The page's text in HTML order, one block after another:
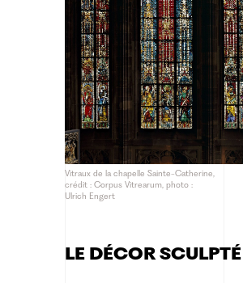
Vitraux de la chapelle Sainte-Catherine,
crédit : Corpus Vitrearum, photo :
Ulrich Engert
LE DÉCOR SCULPTÉ